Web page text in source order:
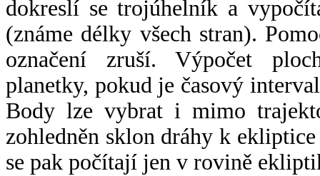
dokreslí se trojúhelník a
(známe délky všech stran).
označení zruší. Výpočet
planetky, pokud je časový
Body lze vybrat i mimo
zohledněn sklon dráhy k
se pak počítají jen v rovině